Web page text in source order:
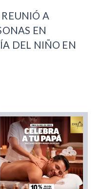
A
EN
DEL NIÑO EN